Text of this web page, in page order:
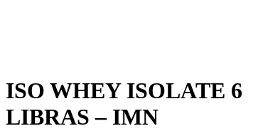
ISO WHEY ISOLATE 6
LIBRAS – IMN